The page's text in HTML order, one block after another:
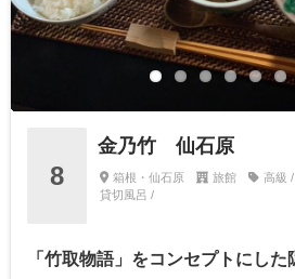
8
金乃竹 仙石原
箱根・仙石原 旅館
高級
貸切風呂 /
「竹取物語」をコンセプトにした